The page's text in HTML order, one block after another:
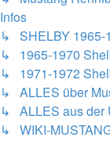
Infos
↳ SHELBY 1965-
↳ 1965-1970
↳ 1971-1972
↳ ALLES über
↳ ALLES aus der
↳ WIKI-